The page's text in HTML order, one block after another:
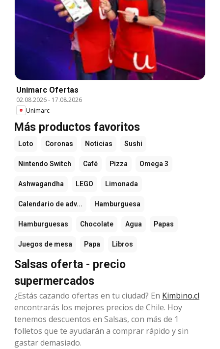
Unimarc Ofertas
02.08.2026- 17.08.2026
Unimarc
Más productos favoritos
Loto Coronas Noticias Sushi
Nintendo Switch Café Pizza Omega 3
Ashwagandha LEGO Limonada
Calendario de adv... Hamburguesa
Hamburguesas Chocolate Agua Papas
Juegos de mesa Papa Libros
Salsas oferta - precio
supermercados
¿Estás cazando ofertas en tu ciudad? En Kimbino.cl
encontrarás los mejores precios de Chile. Hoy
tenemos descuentos en Salsas, con más de 1
folletos que te ayudarán a comprar rápido y sin
gastar demasiado.